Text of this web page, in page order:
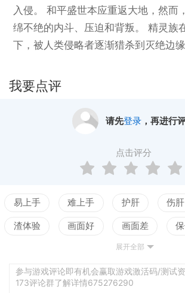
入侵。 和平盛世本应重返大地，然而
绵不绝的内斗、压迫和背叛。 精灵族
下，被人类侵略者逐渐猎杀到灭绝边
守护仅存的残林，被迫迎战人类铸造的
我要点评
请先登录，再进行
点击评分
易上手 难上手 护肝 伤肝
渣体验 画面好 画面差
测试
展开全部
参与游戏评论即有机会赢取游戏激活码/测试
173评论群了解详情675276290